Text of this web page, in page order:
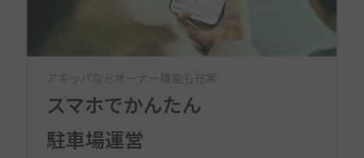
アキッパならオーナー機能も充実
スマホでかんたん
駐車場運営